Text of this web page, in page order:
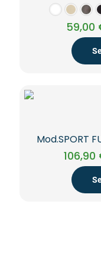
59,00
Mod.SPORT
106,90